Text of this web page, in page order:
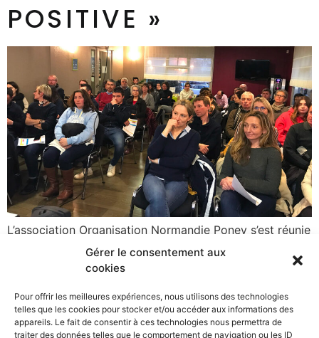
Gérer le consentement aux
cookies
Pour offrir les meilleures expériences, nous utilisons des technologies
telles que les cookies pour stocker et/ou accéder aux informations des
appareils. Le fait de consentir à ces technologies nous permettra de
traiter des données telles que le comportement de navigation ou les ID
POSITIVE »
L’association Organisation Normandie Poney s’est réunie
samedi 11 février 2023 au Campanile de Bayeux pour y
tenir son assemblée générale extraordinaire et ordinaire.
nouveaux statuts de l’association, le bilan 2022 et son
plan d’actions 2023. Une soirée d’informations et
d’échanges qui s’est clôturée par un repas convivial.